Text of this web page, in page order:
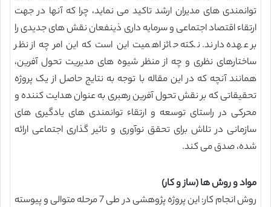
توانمندی های مدیران ارشد تاکید می نماید، چرا که آنها در جهت
ارتقاء اقتصاد اجتماعی و سرمایه داری ذینفعان نقش های جدیدی را
بر عهده دارند. نکته حائز اهمیت این است که این امر چه از نظر
ساختارهای نظری و چه از منظر شیوه های مدیریت تحول آفرین،
همانند آنچه که در این مقاله با توجه به نتایج حاصل از یک پروژه
تحقیقاتی که بر نقش تحول آفرین رهبری به عنوان هدایت کننده و
محرکی در راستای توسعه و ارتقاء توانمندی های یادگیری های
سازمانی در تلاش برای تحقق نوآوری و تاثیر گذاری اجتماعی ارائه
شده، صدق می کند.
مواد و روش ها (ساز و کار)
روش انجام کار: این پروژه پژوهشی در طی 7 مرحله متوالی و پیوسته